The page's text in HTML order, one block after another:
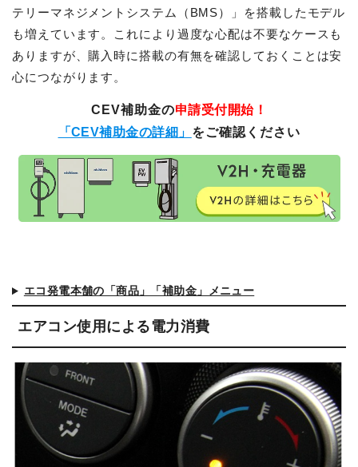
テリーマネジメントシステム（BMS）」を搭載したモデル
も増えています。これにより過度な心配は不要なケースも
ありますが、購入時に搭載の有無を確認しておくことは安
心につながります。
CEV補助金の申請受付開始！
「CEV補助金の詳細」 をご確認ください
エコ発電本舗の「商品」「補助金」メニュー
エアコン使用による電力消費